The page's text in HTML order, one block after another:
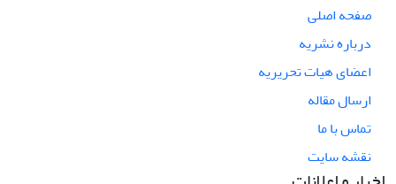
صفحه اصلی
درباره نشریه
اعضای هیات تحریریه
ارسال مقاله
تماس با ما
نقشه سایت